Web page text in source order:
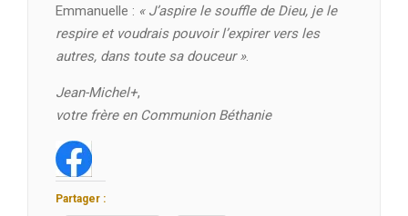
Emmanuelle : « J’aspire le souffle de Dieu, je le
respire et voudrais pouvoir l’expirer vers les
autres, dans toute sa douceur ».
Jean-Michel+,
votre frère en Communion Béthanie
Partager :